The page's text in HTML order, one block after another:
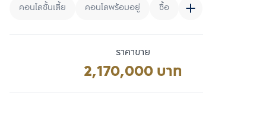
คอนโดชั้นเตี้ย คอนโดพร้อมอยู่ ซื้อ
ราคาขาย
2,170,000 บาท